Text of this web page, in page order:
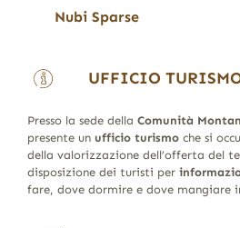
Nubi Sparse
UFFICIO
Presso la sede della Comunità
presente un ufficio turismoche si
della valorizzazione dell’offerta del
disposizione dei turisti per
fare, dove dormire e dove mangiare